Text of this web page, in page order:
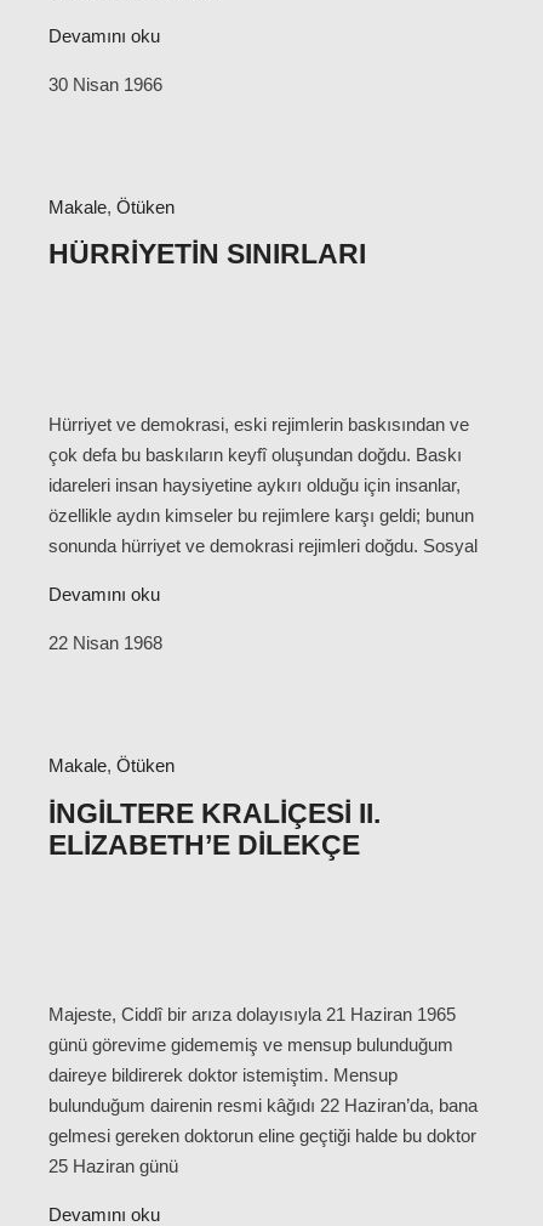
Devamını oku
30 Nisan 1966
Makale, Ötüken
HÜRRIYETIN SINIRLARI
Hürriyet ve demokrasi, eski rejimlerin baskısından ve
çok defa bu baskıların keyfî oluşundan doğdu. Baskı
idareleri insan haysiyetine aykırı olduğu için insanlar,
özellikle aydın kimseler bu rejimlere karşı geldi; bunun
sonunda hürriyet ve demokrasi rejimleri doğdu. Sosyal
Devamını oku
22 Nisan 1968
Makale, Ötüken
İNGILTERE KRALIÇESI II.
ELIZABETH’E DILEKÇE
Majeste, Ciddî bir arıza dolayısıyla 21 Haziran 1965
günü görevime gidememiş ve mensup bulunduğum
daireye bildirerek doktor istemiştim. Mensup
bulunduğum dairenin resmi kâğıdı 22 Haziran’da, bana
gelmesi gereken doktorun eline geçtiği halde bu doktor
25 Haziran günü
Devamını oku